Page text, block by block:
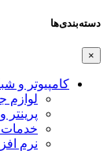
دسته‌بندی‌ها
×
کامپیوتر و
لوازم
پرینتر
نرم